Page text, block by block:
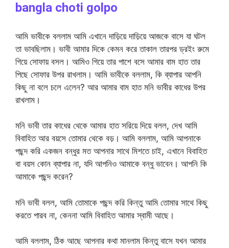
bangla choti golpo
আমি ভাবীকে বললাম আমি এখানে দাড়িয়ে দাড়িয়ে আজকে বাসে যা ঘটল
তা ভাবছিলাম। ভাবী আমার দিকে কেমন করে তাকাল তারপর ড্রইং রুমে
গিয়ে সোফায় বসল। আমিও গিয়ে তার পাশে বসে আমার বাম হাত তার
পিছে সোফার উপর রাখলাম। আমি ভাবীকে বললাম, কি ব্যাপার আপনি
কিছু না বলে চলে এলেন? আর আমার বাম হাত মনি ভাবীর কাধের উপর
রাখলাম।
মনি ভাবী তার কাধের থেকে আমার হাত সরিয়ে দিয়ে বলল, দেখ আমি
বিবাহিত আর বয়সে তোমার থেকে বড়। আমি বললাম, আমি আপনাকে
পছন্দ করি একজন বন্ধুর মত আপনার সাথে মিশতে চাই, এখানে বিবাহিত
বা বয়স কোন ব্যাপার না, যদি আপনিও আমাকে বন্ধু ভাবেন। আপনি কি
আমাকে পছন্দ করেন?
মনি ভাবী বলল, আমি তোমাকে পছন্দ করি কিন্তু আমি তোমার সাথে কিছু
করতে পারব না, কেননা আমি বিবাহিত আমার স্বামী আছে।
আমি বললাম, ঠিক আছে আপনার কথা মানলাম কিন্তু বাসে যখন আমার